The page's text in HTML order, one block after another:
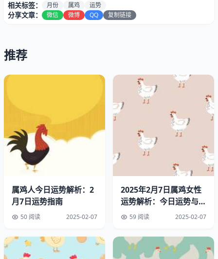
属鸡的人在五月份的事业运势非常不错，有很多机会可以抓
住。是一名创业者，这个月份将会是你梦想的关键时期。你
的创意和想法将会得到认可和支持，而且你的团队也会更加
团结和协作。是一名职场人士，这个月份将会是你展示自己
的机会。你的领导和同事会对你的工作表现给予高度介绍，
这将会为你的职业生涯带来很大的推动力。
二、财运运势
相关标签： 月份 属鸡 运势
分享文章： 微信 微博 QQ 复制链接
推荐
属鸡人今日运势解析：2
月7日运势指南
50 阅读 2025-02-07
2025年2月7日属鸡女性
运势解析：今日运势与明
日幸运指南
59 阅读 2025-02-07